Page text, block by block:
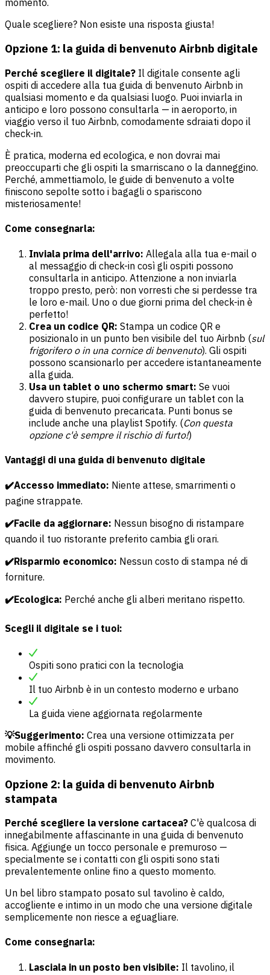
Quale scegliere? Non esiste una risposta giusta!
Opzione 1: la guida di benvenuto Airbnb digitale
Perché scegliere il digitale? Il digitale consente agli
ospiti di accedere alla tua guida di benvenuto Airbnb in
qualsiasi momento e da qualsiasi luogo. Puoi inviarla in
anticipo e loro possono consultarla — in aeroporto, in
viaggio verso il tuo Airbnb, comodamente sdraiati dopo il
check-in.
È pratica, moderna ed ecologica, e non dovrai mai
preoccuparti che gli ospiti la smarriscano o la danneggino.
Perché, ammettiamolo, le guide di benvenuto a volte
finiscono sepolte sotto i bagagli o spariscono
misteriosamente!
Come consegnarla:
Inviala prima dell'arrivo: Allegala alla tua e-mail o
al messaggio di check-in così gli ospiti possono
consultarla in anticipo. Attenzione a non inviarla
troppo presto, però: non vorresti che si perdesse tra
le loro e-mail. Uno o due giorni prima del check-in è
perfetto!
Crea un codice QR: Stampa un codice QR e
posizionalo in un punto ben visibile del tuo Airbnb (sul
frigorifero o in una cornice di benvenuto). Gli ospiti
possono scansionarlo per accedere istantaneamente
alla guida.
Usa un tablet o uno schermo smart: Se vuoi
davvero stupire, puoi configurare un tablet con la
guida di benvenuto precaricata. Punti bonus se
include anche una playlist Spotify. (Con questa
opzione c'è sempre il rischio di furto!)
Vantaggi di una guida di benvenuto digitale
✔️Accesso immediato: Niente attese, smarrimenti o
pagine strappate.
✔️Facile da aggiornare: Nessun bisogno di ristampare
quando il tuo ristorante preferito cambia gli orari.
✔️Risparmio economico: Nessun costo di stampa né di
forniture.
✔️Ecologica: Perché anche gli alberi meritano rispetto.
Scegli il digitale se i tuoi:
Ospiti sono pratici con la tecnologia
Il tuo Airbnb è in un contesto moderno e urbano
La guida viene aggiornata regolarmente
💡Suggerimento: Crea una versione ottimizzata per
mobile affinché gli ospiti possano davvero consultarla in
movimento.
Opzione 2: la guida di benvenuto Airbnb
stampata
Perché scegliere la versione cartacea? C'è qualcosa di
innegabilmente affascinante in una guida di benvenuto
fisica. Aggiunge un tocco personale e premuroso —
specialmente se i contatti con gli ospiti sono stati
prevalentemente online fino a questo momento.
Un bel libro stampato posato sul tavolino è caldo,
accogliente e intimo in un modo che una versione digitale
semplicemente non riesce a eguagliare.
Come consegnarla:
Lasciala in un posto ben visibile: Il tavolino, il